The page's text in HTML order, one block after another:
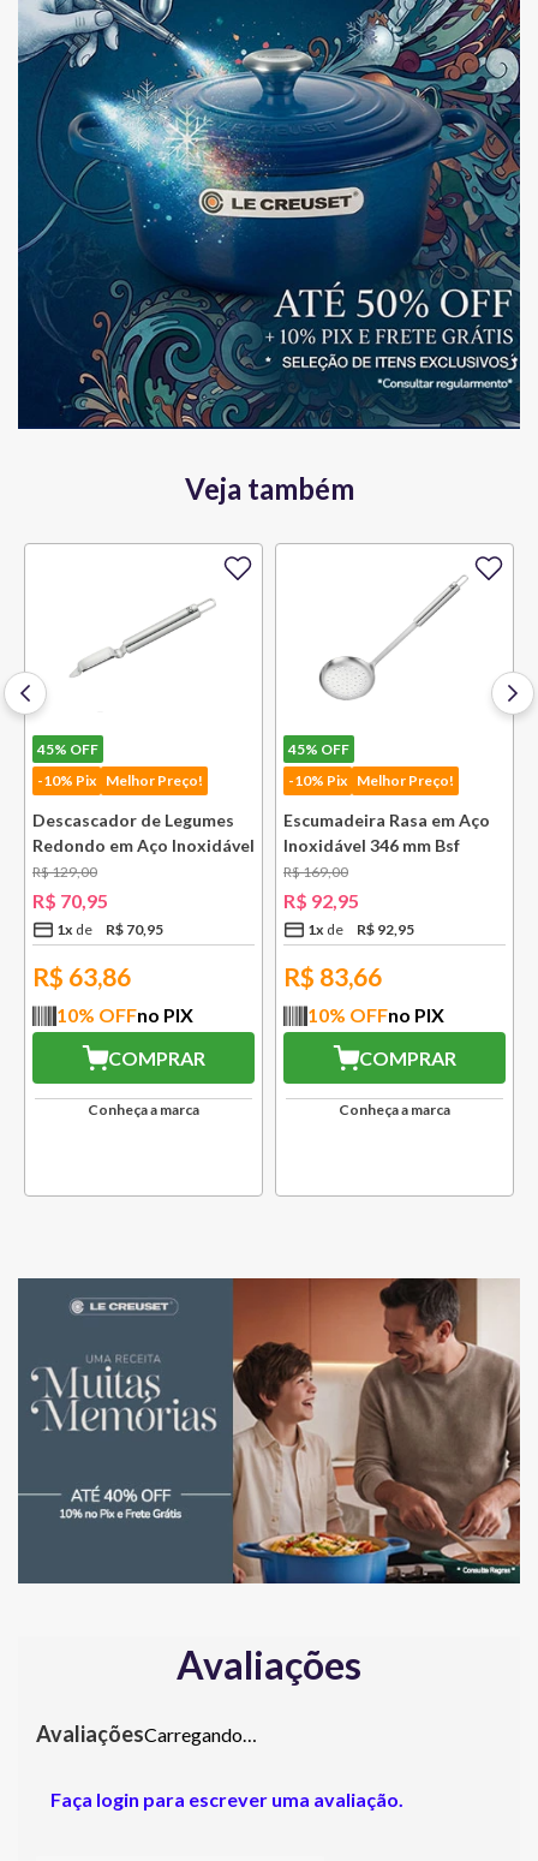
Veja também
45% OFF
-10% Pix Melhor Preço!
Descascador de Legumes
Redondo em Aço Inoxidável
131 mm Bsf
R$129,00
R$ 70,95
1x R$ 70,95
R$ 63,86
10% OFFno PIX
COMPRAR
Conheça a marca
45% OFF
-10% Pix Melhor Preço!
Escumadeira Rasa em Aço
Inoxidável 346 mm Bsf
R$169,00
R$ 92,95
1x R$ 92,95
R$ 83,66
10% OFFno PIX
COMPRAR
Conheça a marca
Avaliações
Carregando…
Faça login para escrever uma avaliação.